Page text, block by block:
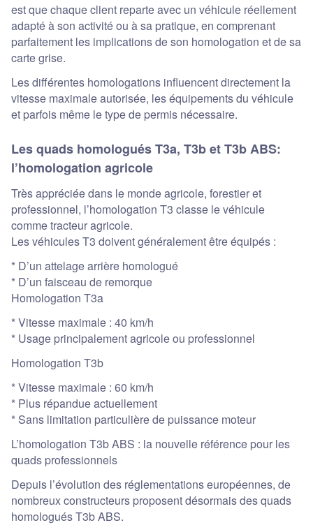
est que chaque client reparte avec un véhicule réellement
adapté à son activité ou à sa pratique, en comprenant
parfaitement les implications de son homologation et de sa
carte grise.
Les différentes homologations influencent directement la
vitesse maximale autorisée, les équipements du véhicule
et parfois même le type de permis nécessaire.
Les quads homologués T3a, T3b et T3b ABS:
l’homologation agricole
Très appréciée dans le monde agricole, forestier et
professionnel, l’homologation T3 classe le véhicule
comme tracteur agricole.
Les véhicules T3 doivent généralement être équipés :
* D’un attelage arrière homologué
* D’un faisceau de remorque
Homologation T3a
* Vitesse maximale : 40 km/h
* Usage principalement agricole ou professionnel
Homologation T3b
* Vitesse maximale : 60 km/h
* Plus répandue actuellement
* Sans limitation particulière de puissance moteur
L’homologation T3b ABS : la nouvelle référence pour les
quads professionnels
Depuis l’évolution des réglementations européennes, de
nombreux constructeurs proposent désormais des quads
homologués T3b ABS.